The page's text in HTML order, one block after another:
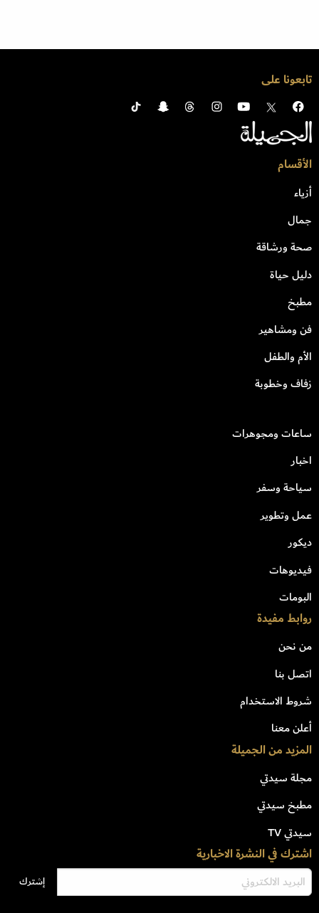
تابعونا على
الأقسام
أزياء
جمال
صحة ورشاقة
دليل حياة
مطبخ
فن ومشاهير
الأم والطفل
زفاف وخطوبة
ساعات ومجوهرات
اخبار
سياحة وسفر
عمل وتطوير
ديكور
فيديوهات
البومات
روابط مفيدة
من نحن
اتصل بنا
شروط الاستخدام
أعلن معنا
المزيد من الجميلة
مجلة سيدتي
مطبخ سيدتي
سيدتي TV
اشترك في النشرة الاخبارية